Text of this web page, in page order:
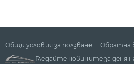
Общи условия за ползване Обратна
Гледайте новините за